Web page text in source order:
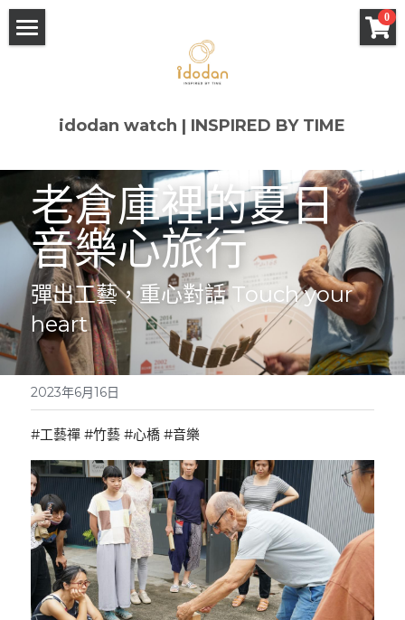
idodan watch | INSPIRED BY TIME
0
Sanyu 常玉 x idodan
微竹風景 x idodan
Shop
Q&A
Contact
老倉庫裡的夏日
音樂心旅行
彈出工藝，重心對話 Touch your
heart
2023年6月16日
#工藝禪 #竹藝 #心橋 #音樂
×
商品分類